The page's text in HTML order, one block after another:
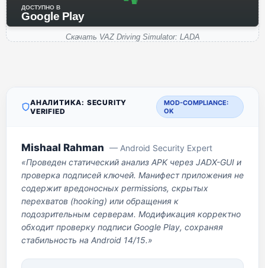
ДОСТУПНО В
Google Play
Скачать VAZ Driving Simulator: LADA
АНАЛИТИКА: SECURITY
VERIFIED
MOD-COMPLIANCE:
OK
Mishaal Rahman — Android Security Expert
«Проведен статический анализ APK через JADX-GUI и
проверка подписей ключей. Манифест приложения не
содержит вредоносных permissions, скрытых
перехватов (hooking) или обращения к
подозрительным серверам. Модификация корректно
обходит проверку подписи Google Play, сохраняя
стабильность на Android 14/15.»